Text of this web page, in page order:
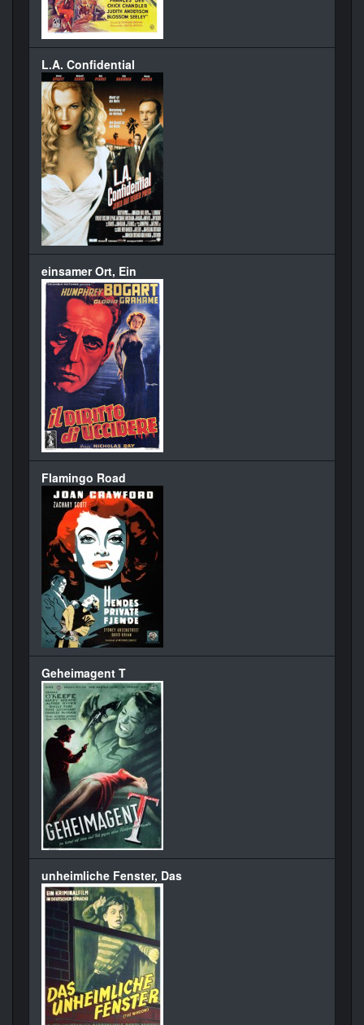
L.A. Confidential
einsamer Ort, Ein
Flamingo Road
Geheimagent T
unheimliche Fenster, Das